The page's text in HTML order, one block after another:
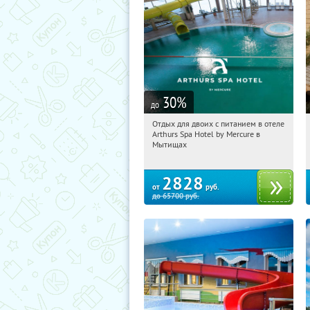
до 30%
01:59:31
Купи первым!
Московская обл., г. Мытищи, д.
Отдых для двоих с питанием в отеле
Arthurs Spa Hotel by Mercure в
Мытищах
от 2828 руб.
до65700руб.